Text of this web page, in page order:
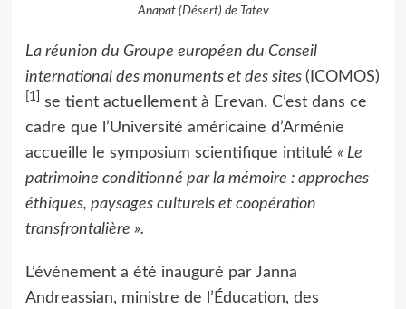
Anapat (Désert) de Tatev
La réunion du Groupe européen du Conseil
international des monuments et des sites (ICOMOS)
[1]
se tient actuellement à Erevan. C’est dans ce
cadre que l’Université américaine d’Arménie
accueille le symposium scientifique intitulé « Le
patrimoine conditionné par la mémoire : approches
éthiques, paysages culturels et coopération
transfrontalière ».
L’événement a été inauguré par Janna
Andreassian, ministre de l’Éducation, des